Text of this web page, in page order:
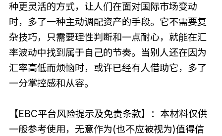
种更灵活的方式，让人们在面对国际市场变动
时，多了一种主动调配资产的手段。它不需要复
杂技巧，只需要理性判断和一点耐心，就能在汇
率波动中找到属于自己的节奏。当别人还在因为
汇率高低而烦恼时，或许已经有人借助它，多了
一分掌控感和从容。
【EBC平台风险提示及免责条款】：本材料仅供
一般参考使用，无意作为(也不应被视为)值得信